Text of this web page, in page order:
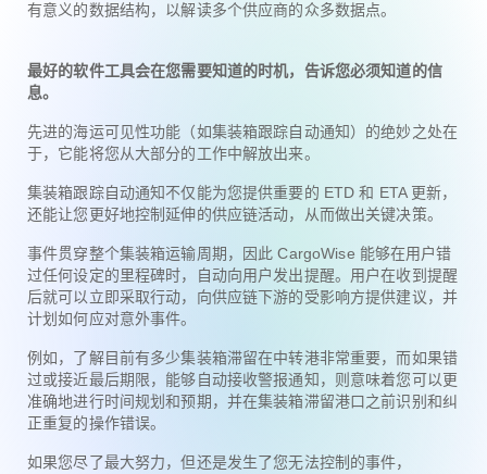
有意义的数据结构，以解读多个供应商的众多数据点。
最好的软件工具会在您需要知道的时机，告诉您必须知道的信
息。
先进的海运可见性功能（如集装箱跟踪自动通知）的绝妙之处在
于，它能将您从大部分的工作中解放出来。
集装箱跟踪自动通知不仅能为您提供重要的 ETD 和 ETA 更新，
还能让您更好地控制延伸的供应链活动，从而做出关键决策。
事件贯穿整个集装箱运输周期，因此 CargoWise 能够在用户错
过任何设定的里程碑时，自动向用户发出提醒。用户在收到提醒
后就可以立即采取行动，向供应链下游的受影响方提供建议，并
计划如何应对意外事件。
例如，了解目前有多少集装箱滞留在中转港非常重要，而如果错
过或接近最后期限，能够自动接收警报通知，则意味着您可以更
准确地进行时间规划和预期，并在集装箱滞留港口之前识别和纠
正重复的操作错误。
如果您尽了最大努力，但还是发生了您无法控制的事件，